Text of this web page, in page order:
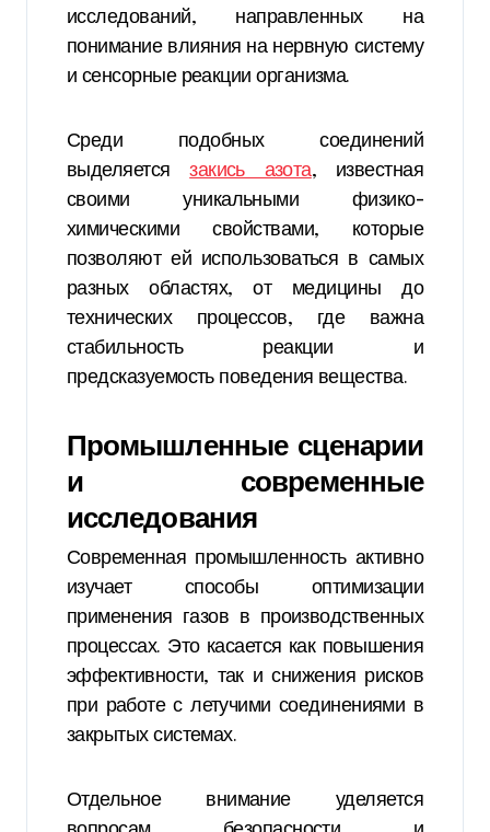
исследований, направленных на
понимание влияния на нервную систему
и сенсорные реакции организма.
Среди подобных соединений
выделяетсязакись азота, известная
своими уникальными физико-
химическими свойствами, которые
позволяют ей использоваться в самых
разных областях, от медицины до
технических процессов, где важна
стабильность реакции и
предсказуемость поведения вещества.
Промышленные сценарии
и современные
исследования
Современная промышленность активно
изучает способы оптимизации
применения газов в производственных
процессах. Это касается как повышения
эффективности, так и снижения рисков
при работе с летучими соединениями в
закрытых системах.
Отдельное внимание уделяется